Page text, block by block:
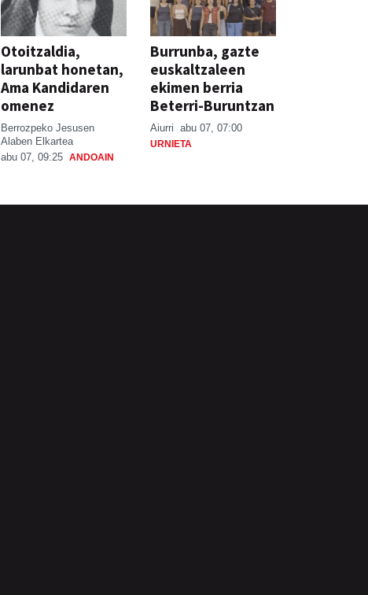
Otoitzaldia,
larunbat honetan,
Ama Kandidaren
omenez
Berrozpeko Jesusen
Alaben Elkartea
abu 07, 09:25 ANDOAIN
Burrunba, gazte
euskaltzaleen
ekimen berria
Beterri-Buruntzan
Aiurri abu 07, 07:00
URNIETA